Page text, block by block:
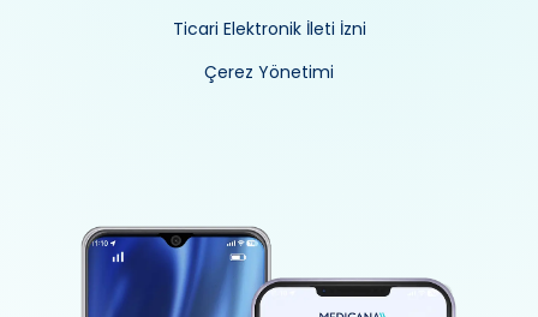
Ticari Elektronik İleti İzni
Çerez Yönetimi